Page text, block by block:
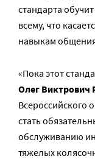
стандарта
всему, что
навыкам
«Пока этот
Олег Виктрович
Всероссийского
стать
обслуживанию
тяжелых